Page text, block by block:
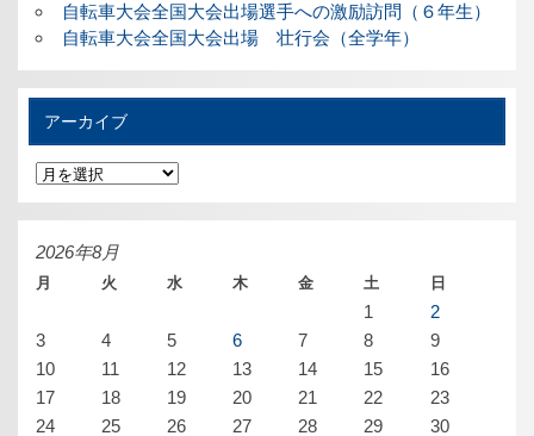
自転車大会全国大会出場選手への激励訪問（６年生）
自転車大会全国大会出場 壮行会（全学年）
アーカイブ
ア
ー
カ
イ
ブ
2026年8月
月 火 水 木 金 土 日
1
2
3
4 5 6 7 8
9
10
11 12 13 14 15
16
17
18 19 20 21 22
23
24
25 26 27 28 29
30